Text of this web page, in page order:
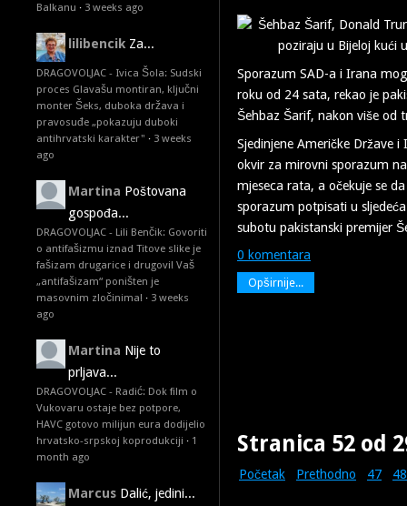
Balkanu · 3 weeks ago
lilibencik Za...
DRAGOVOLJAC - Ivica Šola: Sudski
proces Glavašu montiran, ključni
monter Šeks, duboka država i
pravosuđe „pokazuju duboki
antihrvatski karakter" · 3 weeks
ago
Martina Poštovana
gospođa...
DRAGOVOLJAC - Lili Benčik: Govoriti
o antifašizmu iznad Titove slike je
fašizam drugarice i drugovi! Vaš
„antifašizam“ poništen je
masovnim zločinima! · 3 weeks
ago
Martina Nije to
prljava...
DRAGOVOLJAC - Radić: Dok film o
Vukovaru ostaje bez potpore,
HAVC gotovo milijun eura dodijelio
hrvatsko-srpskoj koprodukciji · 1
month ago
Marcus Dalić, jedini...
Sporazum SAD-a i Irana
roku od 24 sata, rekao je
Šehbaz Šarif, nakon više od
Sjedinjene Američke Države
okvir za mirovni sporazum
mjeseca rata, a očekuje se
sporazum potpisati u
subotu pakistanski premijer
0 komentara
Opširnije...
Stranica 52 od
Početak Prethodno 47 48